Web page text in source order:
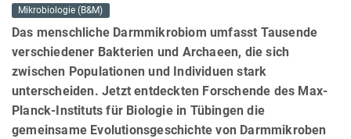
Mikrobiologie (B&M)
Das menschliche Darmmikrobiom umfasst Tausende
verschiedener Bakterien und Archaeen, die sich
zwischen Populationen und Individuen stark
unterscheiden. Jetzt entdeckten Forschende des Max-
Planck-Instituts für Biologie in Tübingen die
gemeinsame Evolutionsgeschichte von Darmmikroben